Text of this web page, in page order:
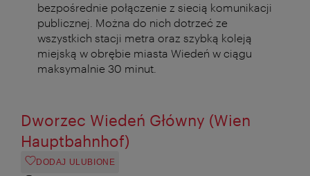
bezpośrednie połączenie z siecią komunikacji
publicznej. Można do nich dotrzeć ze
wszystkich stacji metra oraz szybką koleją
miejską w obrębie miasta Wiedeń w ciągu
maksymalnie 30 minut.
Dworzec Wiedeń Główny (Wien
Hauptbahnhof)
DODAJ ULUBIONE